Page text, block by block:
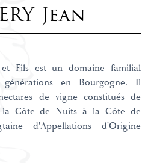
Jean
Fils est un domaine familial
en Bourgogne. Il
de vigne constitués de
la Côte de Nuits à la Côte de
d'Appellations d'Origine